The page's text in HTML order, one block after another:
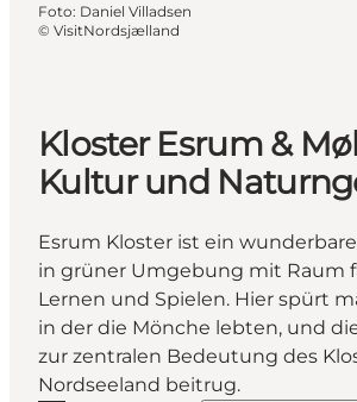
Foto: Daniel Villadsen
© VisitNordsjælland
Kloster Esrum &
Kultur und
Esrum Kloster ist ein
in grüner Umgebung mit Raum
Lernen und Spielen. Hier spürt
in der die Mönche lebten, und
zur zentralen Bedeutung des
Nordseeland beitrug.